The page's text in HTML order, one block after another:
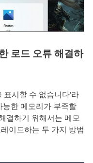
로드 오류 해결하
표시할 수 없습니다'라
능한 메모리가 부족할
결하기 위해서는 메모
이드하는 두 가지 방법